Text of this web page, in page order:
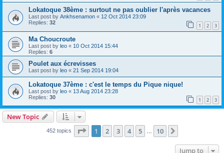
Lokatoque 38ème : surtout ne pas oublier l'après vacances
Last post by Ankhsenamon « 12 Oct 2014 23:09
Replies: 32 1 2 3
Ma Choucroute
Last post by leo « 10 Oct 2014 15:44
Replies: 6
Poulet aux écrevisses
Last post by leo « 21 Sep 2014 19:04
Lokatoque 37ème : c'est le temps du Pique nique!
Last post by leo « 13 Aug 2014 23:28
Replies: 30 1 2 3
New Topic
452 topics Page 1of 10
1 2 3 4 5 10
Jump to